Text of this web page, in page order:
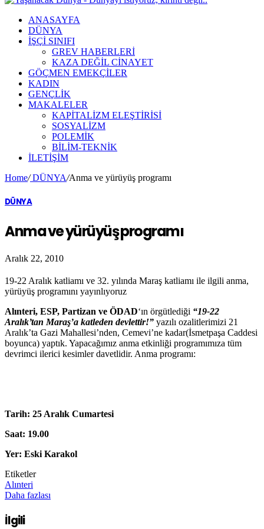
ANASAYFA
DÜNYA
İŞÇİ SINIFI
GREV HABERLERİ
KAZA DEĞİL CİNAYET
GÖÇMEN EMEKÇİLER
KADIN
GENÇLİK
MAKALELER
KAPİTALİZM ELEŞTİRİSİ
SOSYALİZM
POLEMİK
BİLİM-TEKNİK
ILETIŞIM
Home/DÜNYA/Anma ve yürüyüş programı
DÜNYA
Anma ve yürüyüş programı
Aralık 22, 2010
19-22 Aralık katliamı ve 32. yılında Maraş katliamı ile ilgili anma,
yürüyüş programını yayınlıyoruz
Alınteri, ESP, Partizan ve ÖDAD‘ın örgütlediği “19-22
Aralık’tan Maraş’a katleden devlettir!” yazılı ozalitlerimizi 21
Aralık’ta Gazi Mahallesi’nden, Cemevi’ne kadar(İsmetpaşa Caddesi
boyunca) yaptık. Yapacağımız anma etkinliği programımıza tüm
devrimci ilerici kesimler davetlidir. Anma programı:
Tarih: 25 Aralık Cumartesi
Saat: 19.00
Yer: Eski Karakol
Etiketler
Alınteri
Daha fazlası
İlgili